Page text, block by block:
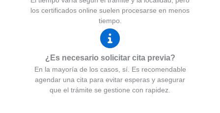
los certificados online suelen procesarse en menos
tiempo.
¿Es necesario solicitar cita previa?
En la mayoría de los casos, sí. Es recomendable
agendar una cita para evitar esperas y asegurar
que el trámite se gestione con rapidez.